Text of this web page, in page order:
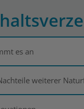
es an
weiterer